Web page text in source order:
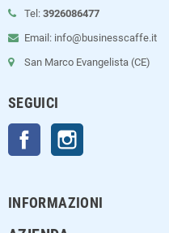
Tel: 3926086477
Email: info@businesscaffe.it
San Marco Evangelista (CE)
SEGUICI
Facebook
INFORMAZIONI